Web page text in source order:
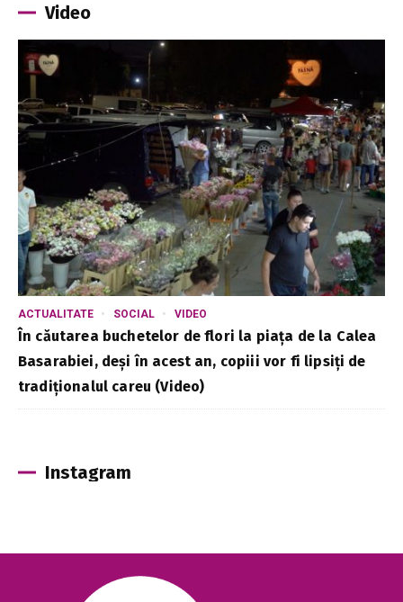
Video
ACTUALITATE SOCIAL VIDEO
În căutarea buchetelor de flori la piața de la Calea
Basarabiei, deși în acest an, copiii vor fi lipsiți de
tradiționalul careu (Video)
Instagram